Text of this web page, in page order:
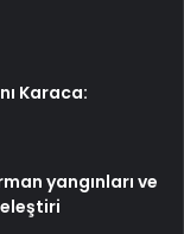
Karaca:
yangınları ve